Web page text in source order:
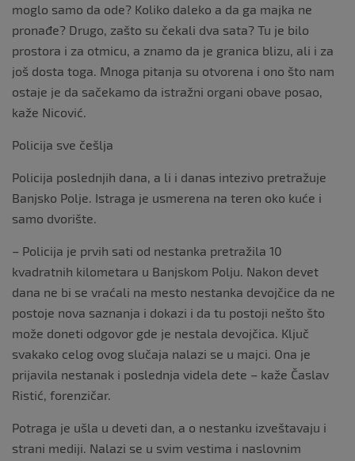
moglo samo da ode? Koliko daleko a da ga majka ne
pronađe? Drugo, zašto su čekali dva sata? Tu je bilo
prostora i za otmicu, a znamo da je granica blizu, ali i za
još dosta toga. Mnoga pitanja su otvorena i ono što nam
ostaje je da sačekamo da istražni organi obave posao,
kaže Nicović.
Policija sve češlja
Policija poslednjih dana, a li i danas intezivo pretražuje
Banjsko Polje. Istraga je usmerena na teren oko kuće i
samo dvorište.
– Policija je prvih sati od nestanka pretražila 10
kvadratnih kilometara u Banjskom Polju. Nakon devet
dana ne bi se vraćali na mesto nestanka devojčice da ne
postoje nova saznanja i dokazi i da tu postoji nešto što
može doneti odgovor gde je nestala devojčica. Ključ
svakako celog ovog slučaja nalazi se u majci. Ona je
prijavila nestanak i poslednja videla dete – kaže Časlav
Ristić, forenzičar.
Potraga je ušla u deveti dan, a o nestanku izveštavaju i
strani mediji. Nalazi se u svim vestima i naslovnim